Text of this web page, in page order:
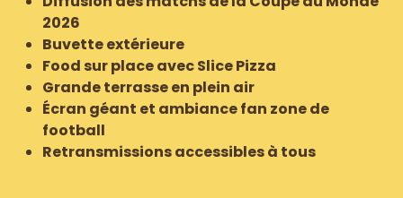
2026
Buvette extérieure
Food sur place avec Slice Pizza
Grande terrasse en plein air
Écran géant et ambiance fan zone de
football
Retransmissions accessibles à tous